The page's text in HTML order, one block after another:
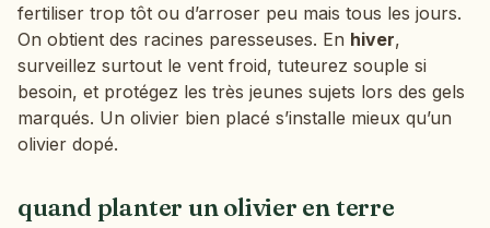
fertiliser trop tôt ou d’arroser peu mais tous les jours.
On obtient des racines paresseuses. En hiver,
surveillez surtout le vent froid, tuteurez souple si
besoin, et protégez les très jeunes sujets lors des gels
marqués. Un olivier bien placé s’installe mieux qu’un
olivier dopé.
quand planter un olivier en terre